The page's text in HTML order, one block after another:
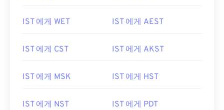
IST 에게 WET IST 에게 AEST
IST 에게 CST IST 에게 AKST
IST 에게 MSK IST 에게 HST
IST 에게 NST IST 에게 PDT